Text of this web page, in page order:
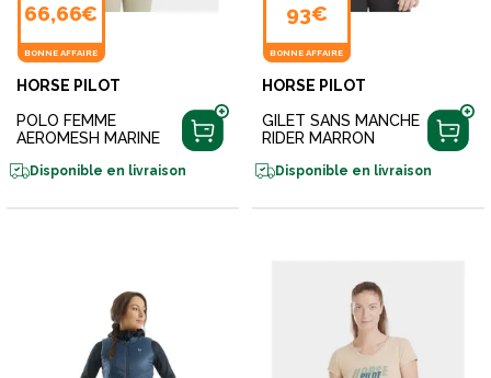
66,66€
BONNE AFFAIRE
HORSE PILOT
POLO FEMME
AEROMESH MARINE
Disponible en livraison
93€
BONNE AFFAIRE
HORSE PILOT
GILET SANS MANCHE
RIDER MARRON
Disponible en livraison